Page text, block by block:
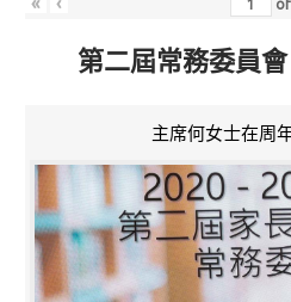
of
第二屆常務委員
主席何女士在周